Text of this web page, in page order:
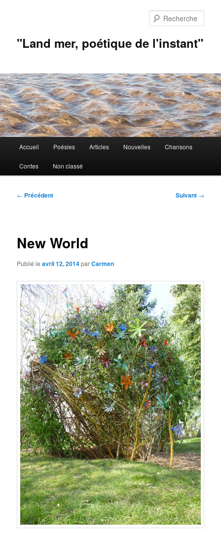
"Land mer, poétique de l'instant"
principal
Accueil Poésies Articles Nouvelles Chansons
Contes Non classé
Navigation
← Précédent Suivant →
New World
Publié leavril 12, 2014parCarmen